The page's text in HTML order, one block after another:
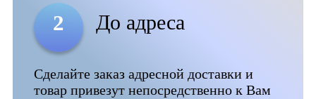
2 До адреса
Сделайте заказ адресной доставки и
товар привезут непосредственно к Вам